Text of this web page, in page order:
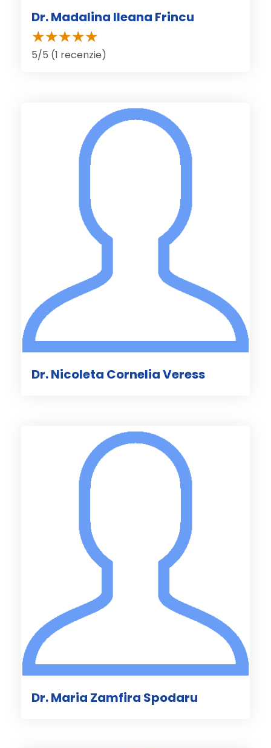
Dr. Madalina Ileana Frincu
5/5 (1 recenzie)
Dr. Nicoleta Cornelia Veress
Dr. Maria Zamfira Spodaru